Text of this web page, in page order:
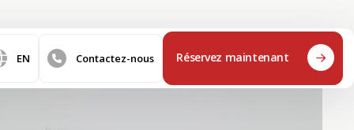
EN Contactez-nous Réservez maintenant